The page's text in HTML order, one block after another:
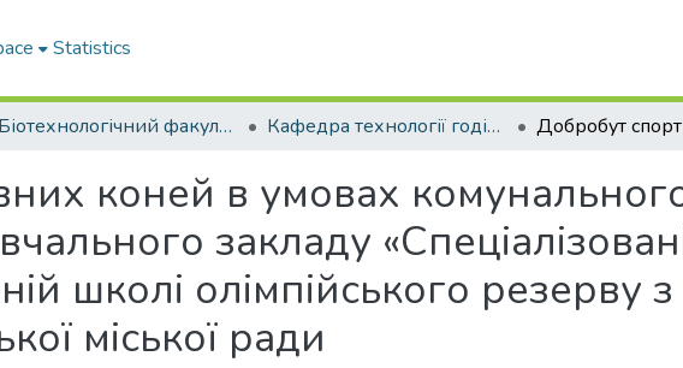
Statistics
Біотехнологічний факультет Кафедра технології годівлі і розведення тварин. Бакалаври
коней в умовах
закладу
школі олімпійського резерву з
міської ради